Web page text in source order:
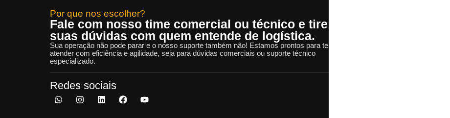
Por que nos escolher?
Fale com nosso time comercial ou técnico e tire
suas dúvidas com quem entende de logística.
Sua operação não pode parar e o nosso suporte também não! Estamos prontos para te
atender com eficiência e agilidade, seja para dúvidas comerciais ou suporte técnico
especializado.
Redes sociais